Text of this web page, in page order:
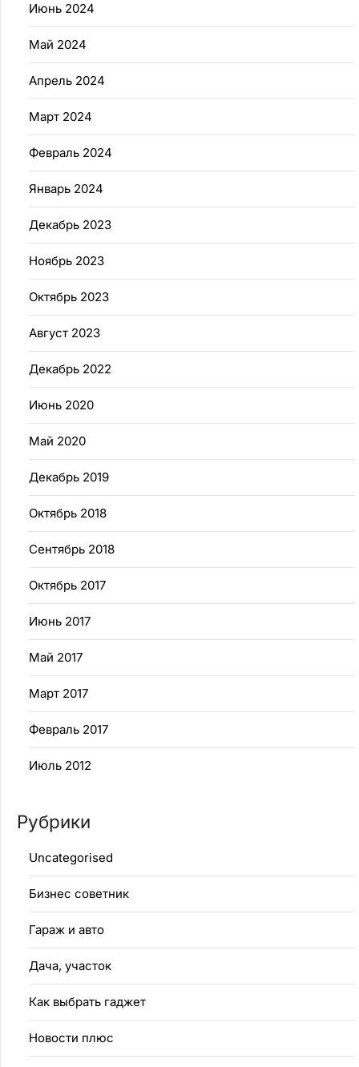
Июнь 2024
Май 2024
Апрель 2024
Март 2024
Февраль 2024
Январь 2024
Декабрь 2023
Ноябрь 2023
Октябрь 2023
Август 2023
Декабрь 2022
Июнь 2020
Май 2020
Декабрь 2019
Октябрь 2018
Сентябрь 2018
Октябрь 2017
Июнь 2017
Май 2017
Март 2017
Февраль 2017
Июль 2012
Рубрики
Uncategorised
Бизнес советник
Гараж и авто
Дача, участок
Как выбрать гаджет
Новости плюс